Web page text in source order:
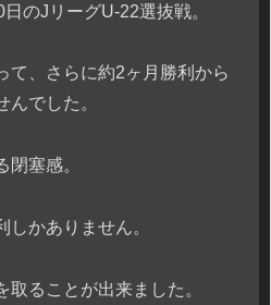
のJリーグU-22選抜戦。
て、さらに約2ヶ月勝利から
でした。
閉塞感。
しかありません。
ることが出来ました。